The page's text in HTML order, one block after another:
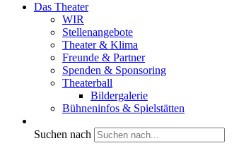
Das Theater
WIR
Stellenangebote
Theater & Klima
Freunde & Partner
Spenden & Sponsoring
Theaterball
Bildergalerie
Bühneninfos & Spielstätten
Suchen nach